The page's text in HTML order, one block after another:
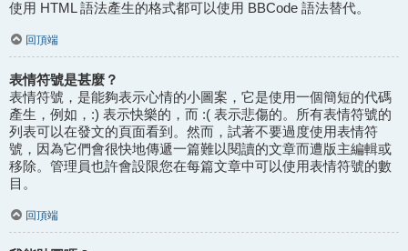
使用 HTML 語法產生的格式都可以使用 BBCode 語法替代。
回頂端
表情符號是甚麼？
表情符號，是能夠表示心情的小圖案，它是使用一個簡短的代碼
產生，例如，:) 表示快樂的，而 :( 表示悲傷的。所有表情符號的
列表可以在發文的頁面看到。然而，試著不要過度使用表情符
號，因為它們會很快地傳遞一篇難以閱讀的文章而遭版主編輯或
移除。管理員也許會設限您在每篇文章中可以使用表情符號的數
目。
回頂端